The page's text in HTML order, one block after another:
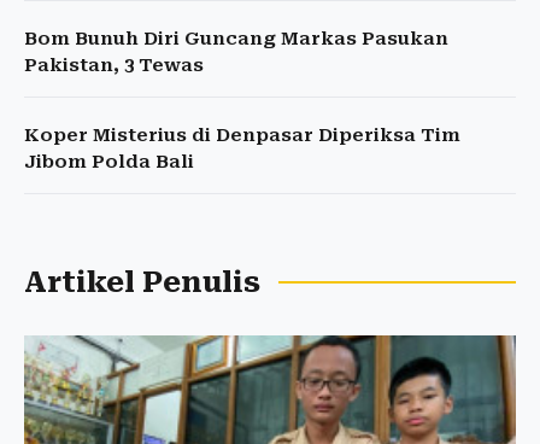
Bom Bunuh Diri Guncang Markas Pasukan
Pakistan, 3 Tewas
Koper Misterius di Denpasar Diperiksa Tim
Jibom Polda Bali
Artikel Penulis